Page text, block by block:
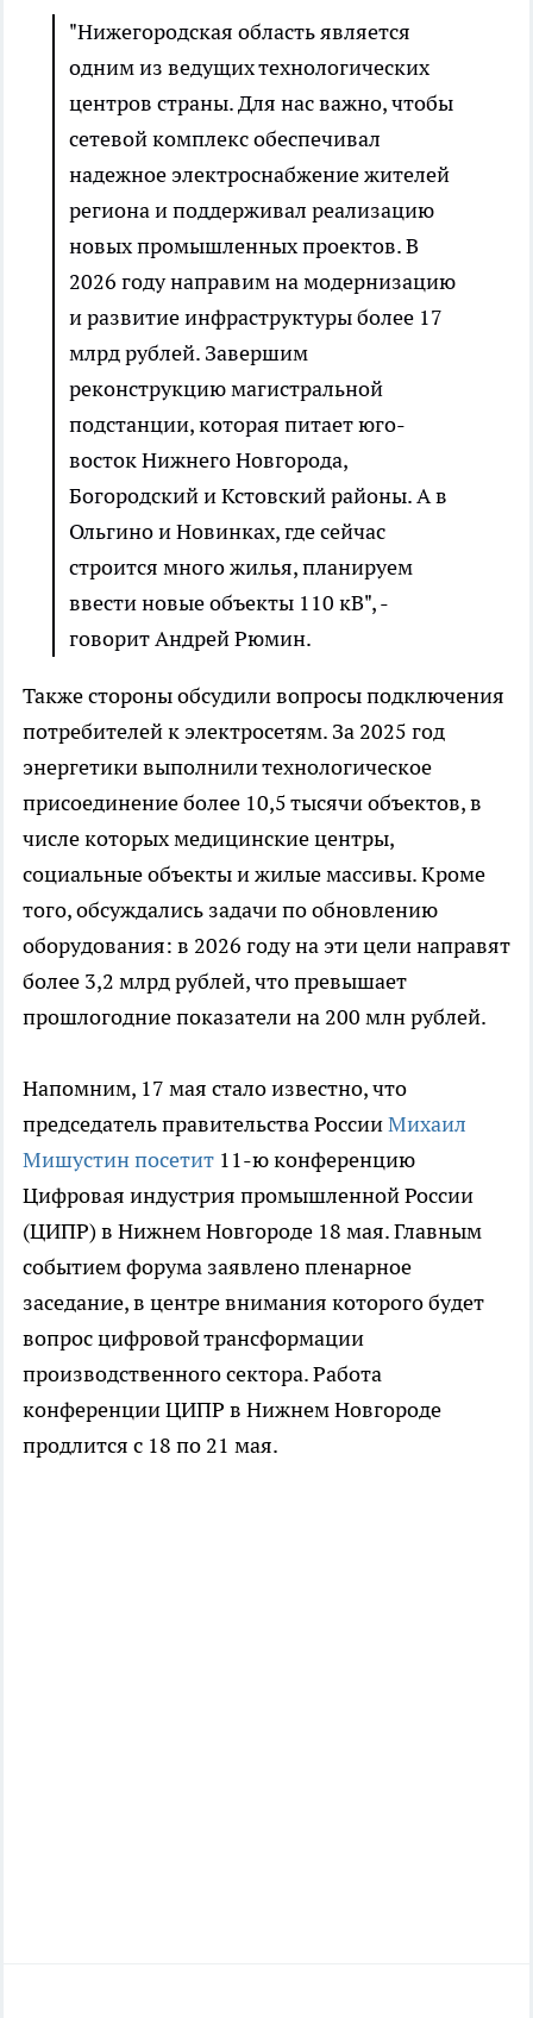
"Нижегородская область является
одним из ведущих технологических
центров страны. Для нас важно, чтобы
сетевой комплекс обеспечивал
надежное электроснабжение жителей
региона и поддерживал реализацию
новых промышленных проектов. В
2026 году направим на модернизацию
и развитие инфраструктуры более 17
млрд рублей. Завершим
реконструкцию магистральной
подстанции, которая питает юго-
восток Нижнего Новгорода,
Богородский и Кстовский районы. А в
Ольгино и Новинках, где сейчас
строится много жилья, планируем
ввести новые объекты 110 кВ", -
говорит Андрей Рюмин.
Также стороны обсудили вопросы подключения
потребителей к электросетям. За 2025 год
энергетики выполнили технологическое
присоединение более 10,5 тысячи объектов, в
числе которых медицинские центры,
социальные объекты и жилые массивы. Кроме
того, обсуждались задачи по обновлению
оборудования: в 2026 году на эти цели направят
более 3,2 млрд рублей, что превышает
прошлогодние показатели на 200 млн рублей.
Напомним, 17 мая стало известно, что
председатель правительства РоссииМихаил
Мишустин посетит 11-ю конференцию
Цифровая индустрия промышленной России
(ЦИПР) в Нижнем Новгороде 18 мая. Главным
событием форума заявлено пленарное
заседание, в центре внимания которого будет
вопрос цифровой трансформации
производственного сектора. Работа
конференции ЦИПР в Нижнем Новгороде
продлится с 18 по 21 мая.